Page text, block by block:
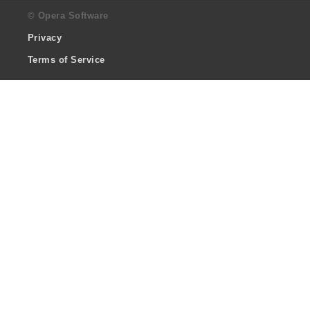
© Opera Software
Privacy
Terms of Service